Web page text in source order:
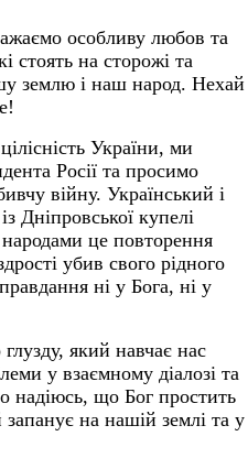
особливу любов та
стоять на сторожі та
землю і наш народ. Нехай
України, ми
Росії та просимо
війну. Український і
Дніпровської купелі
це повторення
убив свого рідного
ні у Бога, ні у
який навчає нас
у взаємному діалозі та
надіюсь, що Бог простить
на нашій землі та у